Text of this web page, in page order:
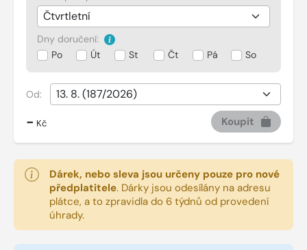
Dny doručení:
Po
Út St Čt Pá So
Od:
- Kč Koupit
Dárek, nebo sleva jsou určeny pouze pro nové
předplatitele. Dárky jsou odesílány na adresu
plátce, a to zpravidla do 6 týdnů od provedení
úhrady.